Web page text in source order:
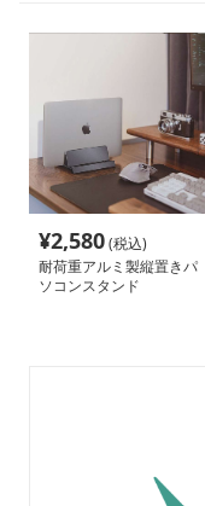
¥2,580(税込)
耐荷重アルミ製縦置きパ
ソコンスタンド